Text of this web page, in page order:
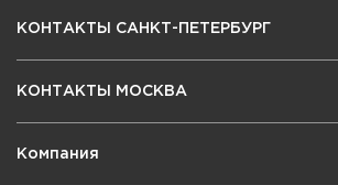
КОНТАКТЫ САНКТ-ПЕТЕРБУРГ
КОНТАКТЫ МОСКВА
Компания